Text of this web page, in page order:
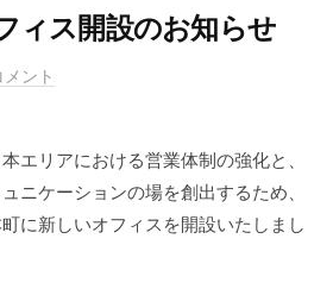
ィス開設のお知らせ
ント
エリアにおける営業体制の強化と、
ニケーションの場を創出するため、
に新しいオフィスを開設いたしまし